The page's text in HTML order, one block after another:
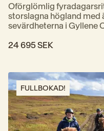
Oförglömlig
storslagna högland
sevärdheterna i Gyllene
24 695 SEK
FULLBOKAD!